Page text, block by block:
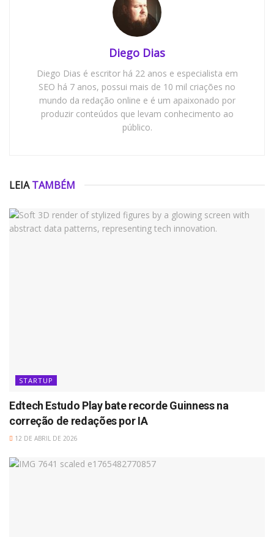
Diego Dias
Diego Dias é escritor há 22 anos e especialista em
SEO há 7 anos, possui mais de 10 mil criações no
mundo da redação online e é um apaixonado por
produzir conteúdos que levam conhecimento ao
público.
LEIATAMBÉM
STARTUP
Edtech Estudo Play bate recorde Guinness na
correção de redações por IA
12 DE ABRIL DE 2026